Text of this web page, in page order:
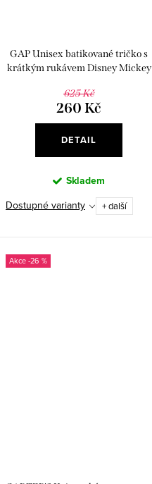
GAP Unisex batikované tričko s
krátkým rukávem Disney Mickey
625 Kč
260 Kč
DETAIL
Skladem
Dostupné varianty + další
-26 %